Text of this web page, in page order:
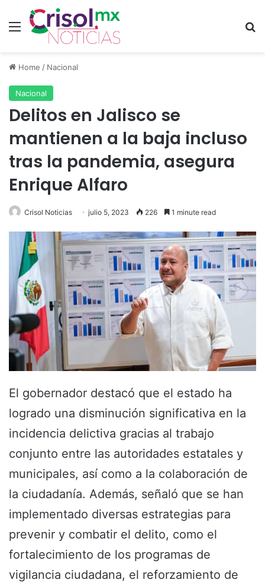
Menu
Home / Nacional
Nacional
Delitos en Jalisco se
mantienen a la baja incluso
tras la pandemia, asegura
Enrique Alfaro
Crisol Noticias julio 5, 2023 226 1 minute read
El gobernador destacó que el estado ha
logrado una disminución significativa en la
incidencia delictiva gracias al trabajo
conjunto entre las autoridades estatales y
municipales, así como a la colaboración de
la ciudadanía. Además, señaló que se han
implementado diversas estrategias para
prevenir y combatir el delito, como el
fortalecimiento de los programas de
vigilancia ciudadana, el reforzamiento de